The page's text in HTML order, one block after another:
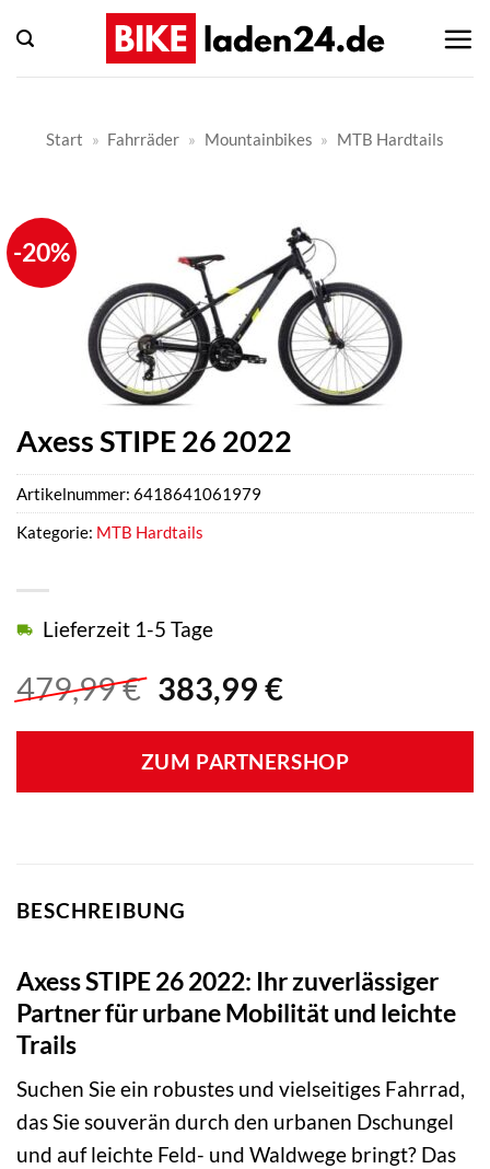
Inhalt
springen
Start » Fahrräder » Mountainbikes » MTB Hardtails
-20%
Axess STIPE 26 2022
479,99€ Ursprünglicher
war:
479,99 €
383,99 €Aktueller
ist:
383,99 €.
Lieferzeit 1-5 Tage
ZUM PARTNERSHOP
Artikelnummer: 6418641061979
Kategorie: MTB Hardtails
BESCHREIBUNG
Axess STIPE 26 2022: Ihr zuverlässiger
Partner für urbane Mobilität und leichte
Trails
Suchen Sie ein robustes und vielseitiges Fahrrad,
das Sie souverän durch den urbanen Dschungel
und auf leichte Feld- und Waldwege bringt? Das